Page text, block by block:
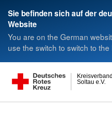
Sie befinden sich auf der
Website
You are on the German
use the switch to switch to
Soltau e.V.
Kreisverband